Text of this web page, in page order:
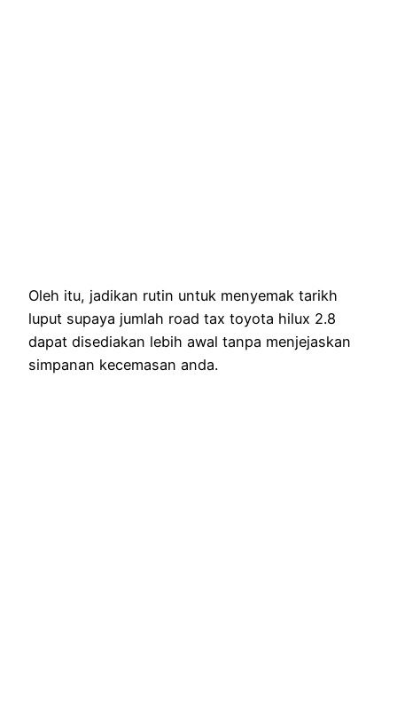
Oleh itu, jadikan rutin untuk menyemak tarikh
luput supaya jumlah road tax toyota hilux 2.8
dapat disediakan lebih awal tanpa menjejaskan
simpanan kecemasan anda.